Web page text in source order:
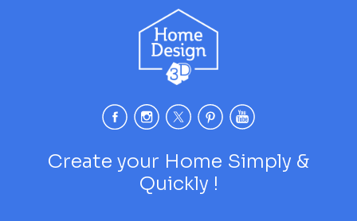
Create your Home Simply &
Quickly !